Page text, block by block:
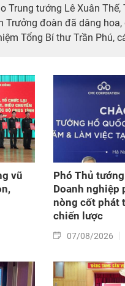
Trung tướng Lê Xuân Thế,
Trưởng đoàn đã dâng
Tổng Bí thư Trần Phú,
tại Công viên Lê Thị
phố Hồ Chí Minh.
vũ
Phó Thủ
Doanh nghiệp
nòng cốt phát
chiến lược
07/08/2026